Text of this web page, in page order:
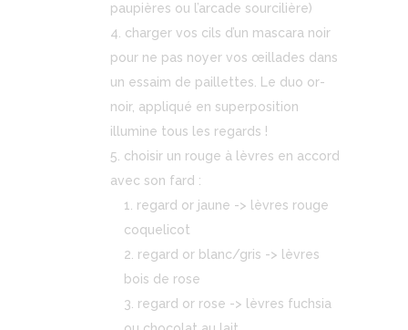
paupières ou l’arcade sourcilière)
charger vos cils d’un mascara noir
pour ne pas noyer vos œillades dans
un essaim de paillettes. Le duo or-
noir, appliqué en superposition
illumine tous les regards !
choisir un rouge à lèvres en accord
avec son fard :
regard or jaune -> lèvres rouge
coquelicot
regard or blanc/gris -> lèvres
bois de rose
regard or rose -> lèvres fuchsia